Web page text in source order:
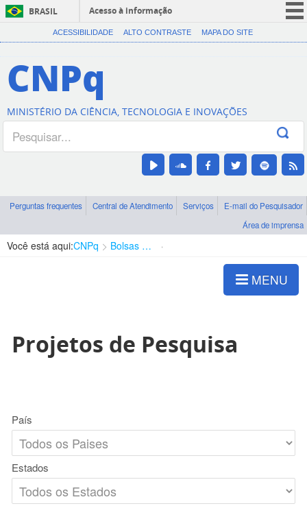
BRASIL
Acesso à informação
CORONAVÍRUS (COVID-19)
Canais
ACESSIBILIDADE ALTO CONTRASTE MAPA DO SITE
CNPq
MINISTÉRIO DA CIÊNCIA, TECNOLOGIA E INOVAÇÕES
Perguntas frequentes Central de Atendimento Serviços
E-mail do Pesquisador
Área de imprensa
Você está aqui:CNPq Bolsas e Auxílios Vigentes
MENU
Projetos de Pesquisa
País
Estados